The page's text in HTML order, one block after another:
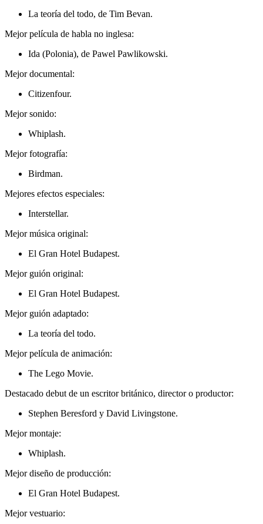
La teoría del todo, de Tim Bevan.
Mejor película de habla no inglesa:
Ida (Polonia), de Pawel Pawlikowski.
Mejor documental:
Citizenfour.
Mejor sonido:
Whiplash.
Mejor fotografía:
Birdman.
Mejores efectos especiales:
Interstellar.
Mejor música original:
El Gran Hotel Budapest.
Mejor guión original:
El Gran Hotel Budapest.
Mejor guión adaptado:
La teoría del todo.
Mejor película de animación:
The Lego Movie.
Destacado debut de un escritor británico, director o productor:
Stephen Beresford y David Livingstone.
Mejor montaje:
Whiplash.
Mejor diseño de producción:
El Gran Hotel Budapest.
Mejor vestuario: